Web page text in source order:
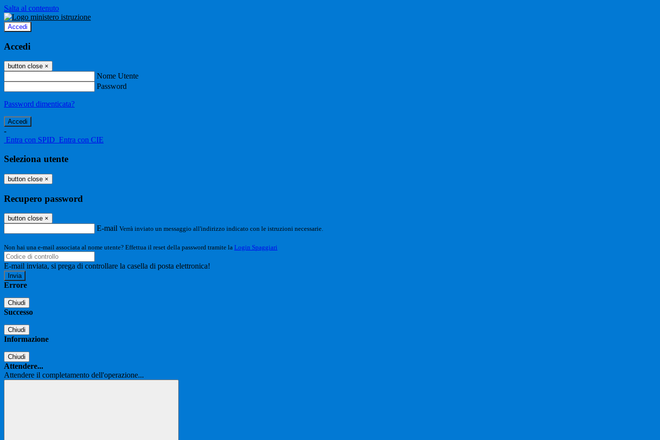
Salta al contenuto
Accedi
Accedi
button close ×
Nome Utente
Password
Password dimenticata?
-
Entra con SPID Entra con CIE
Seleziona utente
button close ×
Recupero password
button close ×
E-mail Verrà inviato un messaggio all'indirizzo indicato con le istruzioni necessarie.
Non hai una e-mail associata al nome utente? Effettua il reset della password tramite la Login Spaggiari
E-mail inviata, si prega di controllare la casella di posta elettronica!
Errore
Chiudi
Successo
Chiudi
Informazione
Chiudi
Attendere...
Attendere il completamento dell'operazione...